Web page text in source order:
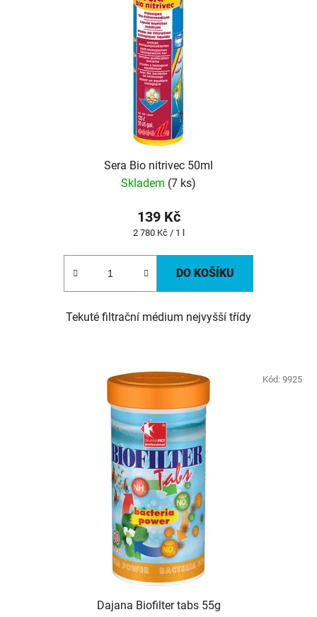
Sera Bio nitrivec 50ml
Skladem (7 ks)
139 Kč
Měrná
2 780 Kč / 1 l
DO KOŠÍKU
Tekuté filtrační médium nejvyšší třídy
Dajana Biofilter tabs 55g
Kód: 9925